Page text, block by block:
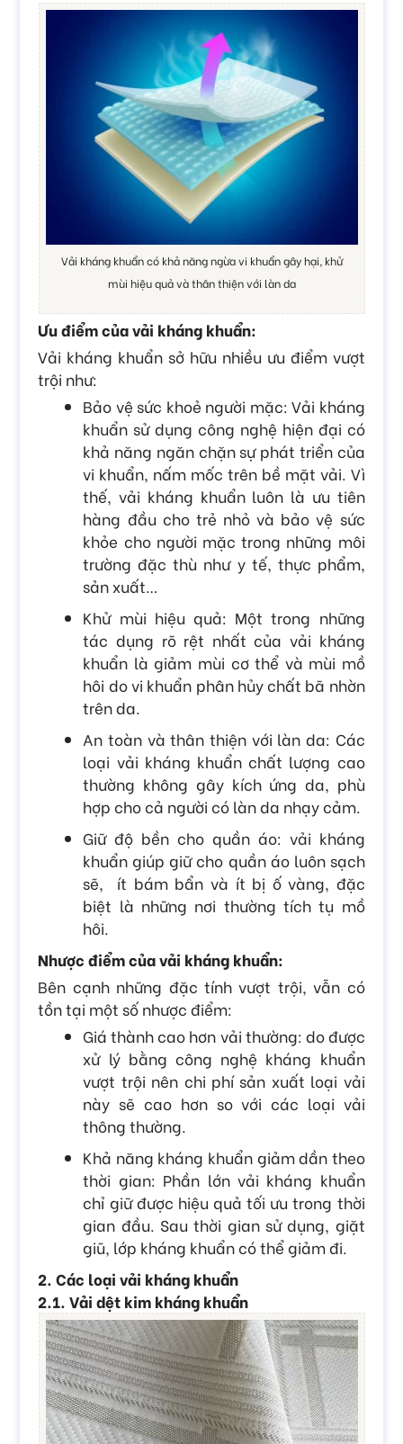
Vải kháng khuẩn có khả năng ngừa vi khuẩn gây hại, khử
mùi hiệu quả và thân thiện với làn da
Ưu điểm của vải kháng khuẩn:
Vải kháng khuẩn sở hữu nhiều ưu điểm vượt
trội như:
Bảo vệ sức khoẻ người mặc: Vải kháng
khuẩn sử dụng công nghệ hiện đại có
khả năng ngăn chặn sự phát triển của
vi khuẩn, nấm mốc trên bề mặt vải. Vì
thế, vải kháng khuẩn luôn là ưu tiên
hàng đầu cho trẻ nhỏ và bảo vệ sức
khỏe cho người mặc trong những môi
trường đặc thù như y tế, thực phẩm,
sản xuất…
Khử mùi hiệu quả: Một trong những
tác dụng rõ rệt nhất của vải kháng
khuẩn là giảm mùi cơ thể và mùi mồ
hôi do vi khuẩn phân hủy chất bã nhờn
trên da.
An toàn và thân thiện với làn da: Các
loại vải kháng khuẩn chất lượng cao
thường không gây kích ứng da, phù
hợp cho cả người có làn da nhạy cảm.
Giữ độ bền cho quần áo: vải kháng
khuẩn giúp giữ cho quần áo luôn sạch
sẽ, ít bám bẩn và ít bị ố vàng, đặc
biệt là những nơi thường tích tụ mồ
hôi.
Nhược điểm của vải kháng khuẩn:
Bên cạnh những đặc tính vượt trội, vẫn có
tồn tại một số nhược điểm:
Giá thành cao hơn vải thường: do được
xử lý bằng công nghệ kháng khuẩn
vượt trội nên chi phí sản xuất loại vải
này sẽ cao hơn so với các loại vải
thông thường.
Khả năng kháng khuẩn giảm dần theo
thời gian: Phần lớn vải kháng khuẩn
chỉ giữ được hiệu quả tối ưu trong thời
gian đầu. Sau thời gian sử dụng, giặt
giũ, lớp kháng khuẩn có thể giảm đi.
2. Các loại vải kháng khuẩn
2.1. Vải dệt kim kháng khuẩn